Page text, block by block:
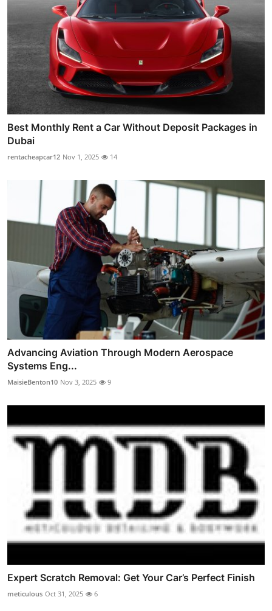
Best Monthly Rent a Car Without Deposit Packages in
Dubai
rentacheapcar12 Nov 1, 2025 14
Advancing Aviation Through Modern Aerospace
Systems Eng...
MaisieBenton10 Nov 3, 2025 9
Expert Scratch Removal: Get Your Car’s Perfect Finish
meticulous Oct 31, 2025 6